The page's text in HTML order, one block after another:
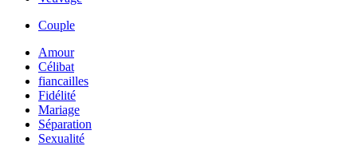
Couple
Amour
Célibat
fiancailles
Fidélité
Mariage
Séparation
Sexualité